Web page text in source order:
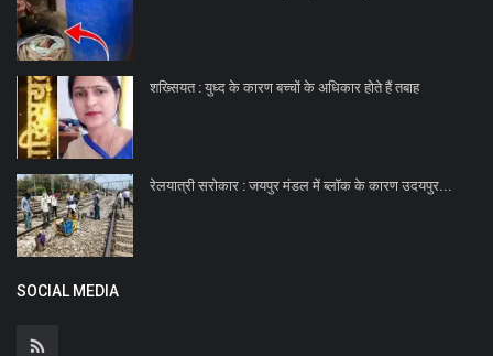
शख्सियत : युध्द के कारण बच्चों के अधिकार होते हैं तबाह
रेलयात्री सरोकार : जयपुर मंडल में ब्‍लॉक के कारण उदयपुर...
SOCIAL MEDIA